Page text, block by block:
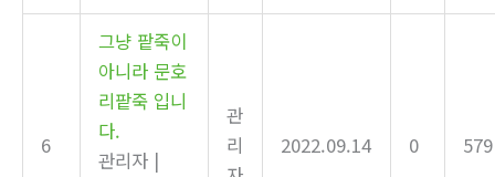
6
그냥 팥죽이
아니라 문호
리팥죽 입니
다.
관리자 |
관
리
2022.09.14 0 579